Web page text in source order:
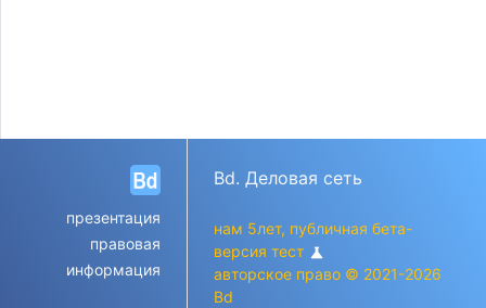
презентация
правовая
информация
Bd. Деловая сеть
нам 5лет, публичная бета-
версия тест science
авторское право © 2021-2026
Bd